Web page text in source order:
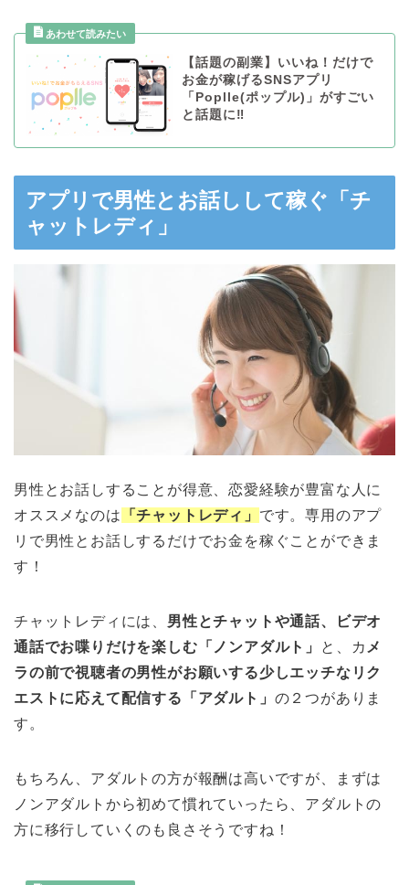
【話題の副業】いいね！だけで
お金が稼げるSNSアプリ
「Poplle(ポップル)」がすごい
と話題に‼︎
アプリで男性とお話しして稼ぐ「チ
ャットレディ」
男性とお話しすることが得意、恋愛経験が豊富な人に
オススメなのは 「チャットレディ」 です。専用のアプ
リで男性とお話しするだけでお金を稼ぐことができま
す！
チャットレディには、 男性とチャットや通話、ビデオ
通話でお喋りだけを楽しむ「ノンアダルト」
と、カ メ
ラの前で視聴者の男性がお願いする少しエッチなリク
エストに応えて配信する「アダルト」 の２つがありま
す。
もちろん、アダルトの方が報酬は高いですが、まずは
ノンアダルトから初めて慣れていったら、アダルトの
方に移行していくのも良さそうですね！